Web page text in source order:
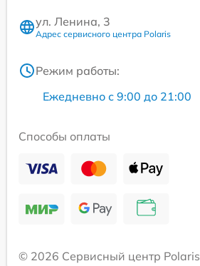
ул. Ленина, 3
Адрес сервисного центра Polaris
Режим работы:
Ежедневно с 9:00 до 21:00
Способы оплаты
© 2026 Сервисный центр Polaris